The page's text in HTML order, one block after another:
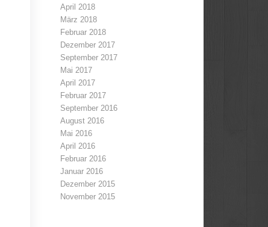
April 2018
März 2018
Februar 2018
Dezember 2017
September 2017
Mai 2017
April 2017
Februar 2017
September 2016
August 2016
Mai 2016
April 2016
Februar 2016
Januar 2016
Dezember 2015
November 2015